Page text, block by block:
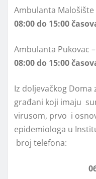
Ambulanta Malošište
08:00 do 15:00
Ambulanta Pukovac –
08:00 do 15:00
Iz doljevačkog
građani koji imaju
virusom, prvo i
epidemiologa u
broj telefona: